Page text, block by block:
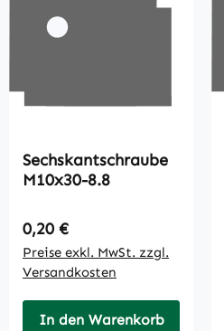
Sechskantschraube
M10x30-8.8
Regulärer Preis:
0,20 €
Preise exkl. MwSt. zzgl.
Versandkosten
In den Warenkorb